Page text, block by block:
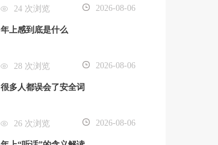
24 次浏览 2026-08-06
年上感到底是什么
28 次浏览 2026-08-06
很多人都误会了安全词
26 次浏览 2026-08-06